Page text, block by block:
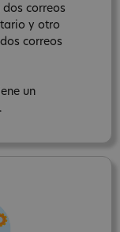
correos
y otro
correos
un